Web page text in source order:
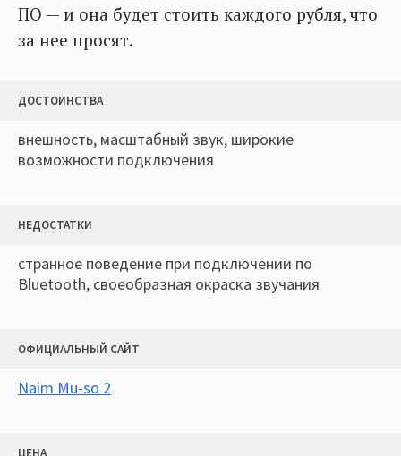
ПО — и она будет стоить каждого рубля, что
за нее просят.
ДОСТОИНСТВА
внешность, масштабный звук, широкие
возможности подключения
НЕДОСТАТКИ
странное поведение при подключении по
Bluetooth, своеобразная окраска звучания
ОФИЦИАЛЬНЫЙ САЙТ
Naim Mu-so 2
ЦЕНА